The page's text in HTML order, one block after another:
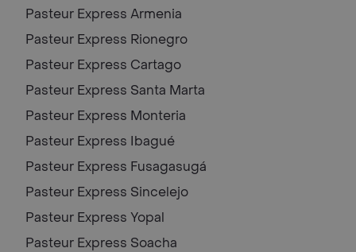
Pasteur Express Armenia
Pasteur Express Rionegro
Pasteur Express Cartago
Pasteur Express Santa Marta
Pasteur Express Monteria
Pasteur Express Ibagué
Pasteur Express Fusagasugá
Pasteur Express Sincelejo
Pasteur Express Yopal
Pasteur Express Soacha